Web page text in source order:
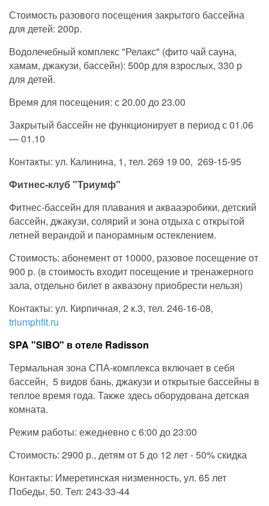
Стоимость разового посещения закрытого бассейна
для детей: 200р.
Водолечебный комплекс "Релакс" (фито чай сауна,
хамам, джакузи, бассейн): 500р для взрослых, 330 р
для детей.
Время для посещения: с 20.00 до 23.00
Закрытый бассейн не функционирует в период с 01.06
— 01.10
Контакты: ул. Калинина, 1, тел. 269 19 00, 269-15-95
Фитнес-клуб "Триумф"
Фитнес-бассейн для плавания и аквааэробики, детский
бассейн, джакузи, солярий и зона отдыха с открытой
летней верандой и панорамным остеклением.
Стоимость: абонемент от 10000, разовое посещение от
900 р. (в стоимость входит посещение и тренажерного
зала, отдельно билет в аквазону приобрести нельзя)
Контакты: ул. Кирпичная, 2 к.3, тел. 246-16-08,
triumphfit.ru
SPA "SIBO" в отеле Radisson
Термальная зона СПА-комплекса включает в себя
бассейн, 5 видов бань, джакузи и открытые бассейны в
теплое время года. Также здесь оборудована детская
комната.
Режим работы: ежедневно с 6:00 до 23:00
Стоимость: 2900 р., детям от 5 до 12 лет - 50% скидка
Контакты: Имеретинская низменность, ул. 65 лет
Победы, 50. Тел: 243-33-44